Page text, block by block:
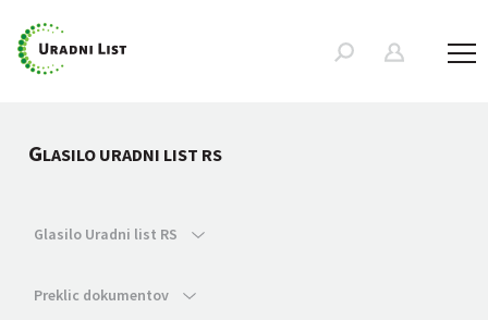
GLASILO URADNI LIST RS
Glasilo Uradni list RS
Preklic dokumentov